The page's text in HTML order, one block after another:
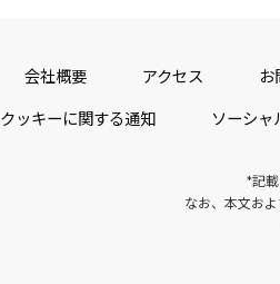
会社概要 アクセス お
クッキーに関する通知 ソーシャ
*記
なお、本文およ